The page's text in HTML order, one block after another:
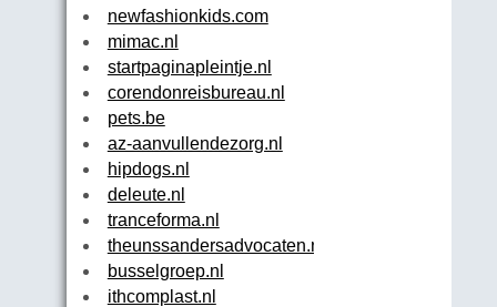
newfashionkids.com
mimac.nl
startpaginapleintje.nl
corendonreisbureau.nl
pets.be
az-aanvullendezorg.nl
hipdogs.nl
deleute.nl
tranceforma.nl
theunssandersadvocaten.nl
busselgroep.nl
ithcomplast.nl